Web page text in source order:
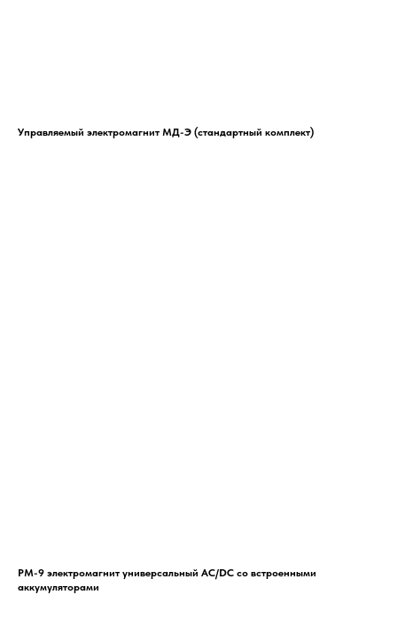
Управляемый электромагнит МД-Э (стандартный комплект)
РМ-9 электромагнит универсальный AC/DC со встроенными
аккумуляторами